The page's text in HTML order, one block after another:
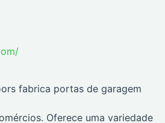
fabrica portas de garagem
Oferece uma variedade